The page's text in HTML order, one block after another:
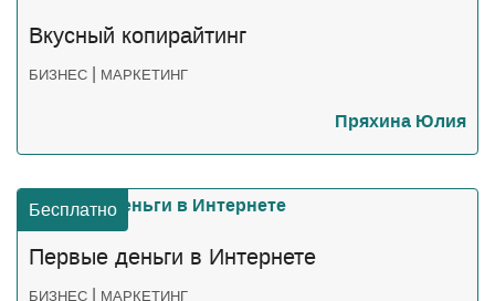
Вкусный копирайтинг
БИЗНЕС | МАРКЕТИНГ
Пряхина Юлия
Бесплатно
Первые деньги в Интернете
БИЗНЕС | МАРКЕТИНГ